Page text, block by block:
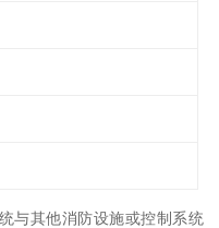
与其他消防设施或控制系统